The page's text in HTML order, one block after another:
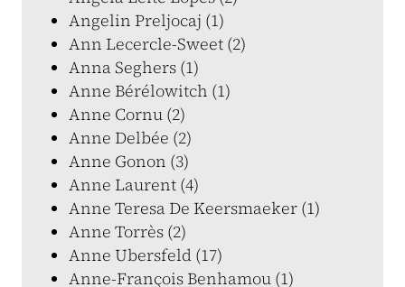
Angelin Preljocaj (1)
Ann Lecercle-Sweet (2)
Anna Seghers (1)
Anne Bérélowitch (1)
Anne Cornu (2)
Anne Delbée (2)
Anne Gonon (3)
Anne Laurent (4)
Anne Teresa De Keersmaeker (1)
Anne Torrès (2)
Anne Ubersfeld (17)
Anne-François Benhamou (1)